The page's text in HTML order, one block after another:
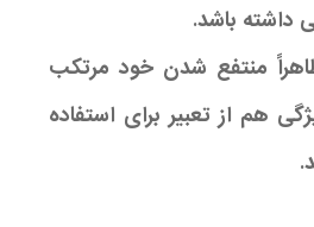
داشته باشد.
منتفع شدن خود مرتکب
هم از تعبیر برای استفاده